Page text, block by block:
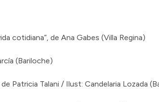
cotidiana”, de Ana Gabes (Villa Regina)
(Bariloche)
Patricia Talani / Ilust: Candelaria Lozada